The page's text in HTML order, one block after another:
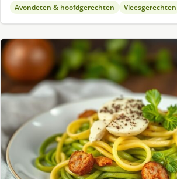
Avondeten & hoofdgerechten Vleesgerechten